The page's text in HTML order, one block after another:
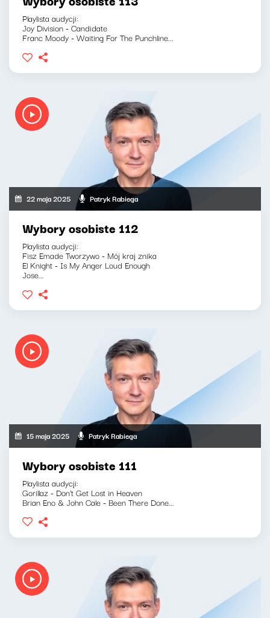
Playlista audycji:
Joy Division - Candidate
Franc Moody - Waiting For The Punchline...
22 maja 2025 Patryk Rabiega
Wybory osobiste 112
Playlista audycji:
Fisz Emade Tworzywo - Mój kraj znika
El Knight - Is My Anger Loud Enough
Jose...
15 maja 2025 Patryk Rabiega
Wybory osobiste 111
Playlista audycji:
Gorillaz - Don't Get Lost in Heaven
Brian Eno & John Cale - Been There Done...